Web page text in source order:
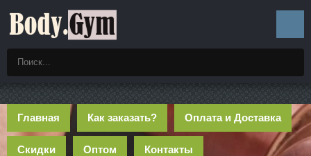
Главная Как заказать? Оплата и Доставка
Скидки Оптом Контакты